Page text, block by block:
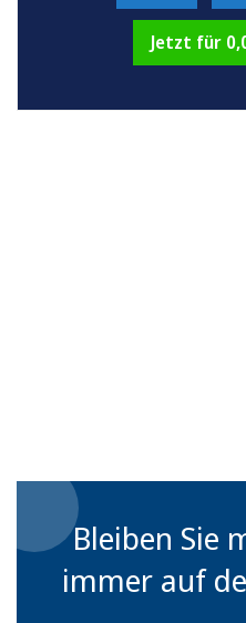
Jetzt für
Bleiben Sie
immer auf